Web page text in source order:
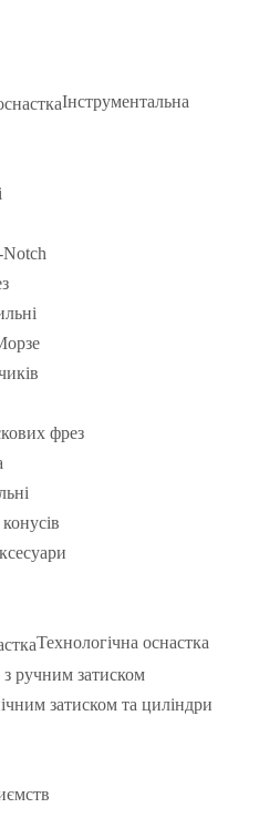
Інструментальна
фрез
Технологічна оснастка
ручним затиском
затиском та циліндри